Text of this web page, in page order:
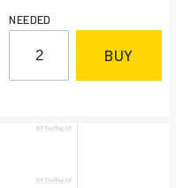
NEEDED
BUY